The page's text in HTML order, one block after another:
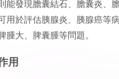
能發現膽囊結石、膽囊炎、
用於評估胰腺炎、胰腺癌等
腫大、脾囊腫等問題。
用